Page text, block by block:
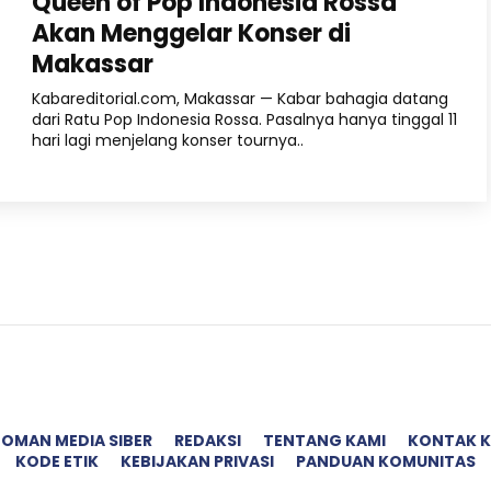
Akan Menggelar Konser di
Makassar
Kabareditorial.com, Makassar — Kabar bahagia datang
dari Ratu Pop Indonesia Rossa. Pasalnya hanya tinggal 11
hari lagi menjelang konser tournya..
MEDIA SIBER REDAKSI TENTANG KAMI
KONTAK
KODE ETIK
KEBIJAKAN PRIVASI PANDUAN KOMUNITAS